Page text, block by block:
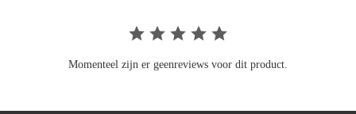
Momenteel zijn er geenreviews voor dit product.